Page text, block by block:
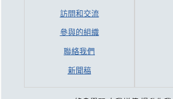
訪問和交流
參與的組織
聯絡我們
新聞稿